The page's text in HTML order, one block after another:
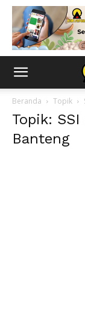
Beranda Topik
Topik:
Banteng